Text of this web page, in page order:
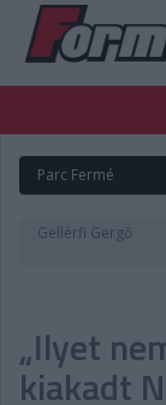
FORMULA
NEMZETKÖZI
DIGITÁLIS
VERSENYNAPTÁRAK
Parc Fermé
Gellérfi Gergő
„Ilyet
kiakadt